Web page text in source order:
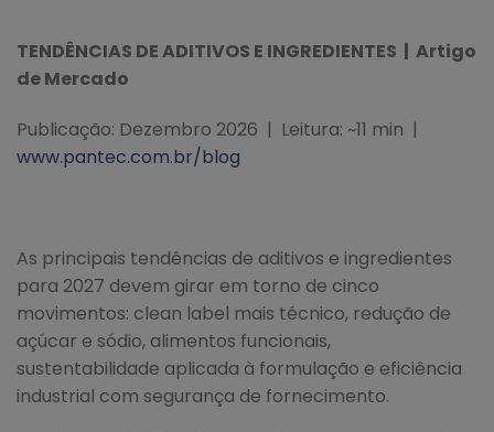
TENDÊNCIAS DE ADITIVOS E INGREDIENTES | Artigo
de Mercado
Publicação: Dezembro 2026 | Leitura: ~11 min |
www.pantec.com.br/blog
As principais tendências de aditivos e ingredientes
para 2027 devem girar em torno de cinco
movimentos: clean label mais técnico, redução de
açúcar e sódio, alimentos funcionais,
sustentabilidade aplicada à formulação e eficiência
industrial com segurança de fornecimento.